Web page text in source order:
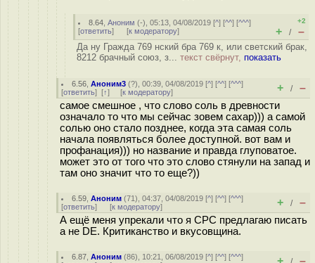
8.64 ,Аноним (-), 05:13, 04/08/2019 [^] [^^] [^^^]
[ответить] [к модератору]
+2
+ / –
Да ну Гражда 769 нский бра 769 к, или светский брак,
8212 брачный союз, з... текст свёрнут, показать
6.56 ,Аноним3 (?), 00:39, 04/08/2019 [^] [^^] [^^^]
[ответить] [↑] [к модератору] + / –
самое смешное , что слово соль в древности
означало то что мы сейчас зовем сахар))) а самой
солью оно стало позднее, когда эта самая соль
начала появляться более доступной. вот вам и
профанация))) но название и правда глуповатое.
может это от того что это слово стянули на запад и
там оно значит что то еще?))
6.59 ,Аноним (71), 04:37, 04/08/2019 [^] [^^] [^^^]
[ответить] [к модератору] + / –
А ещё меня упрекали что я СРС предлагаю писать
а не DE. Критиканство и вкусовщина.
6.87 ,Аноним (86), 10:21, 06/08/2019 [^] [^^] [^^^]
+ –